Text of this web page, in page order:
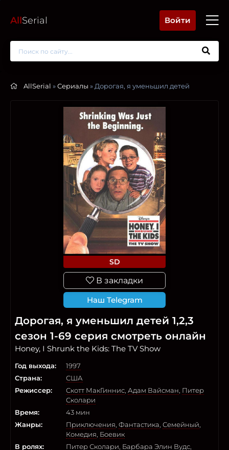
AllSerial Войти
AllSerial »Сериалы » Дорогая, я уменьшил детей
SD
В закладки
Наш Telegram
Дорогая, я уменьшил детей 1,2,3
сезон 1-69 серия смотреть онлайн
Honey, I Shrunk the Kids: The TV Show
Год выхода:
1997
Страна:
США
Режиссер:
Скотт МакГиннис Адам Вайсман Питер
Сколари
Время:
43 мин
Жанры:
Приключения Фантастика Семейный
Комедия Боевик
В ролях:
Питер Сколари Барбара Элин Вудс